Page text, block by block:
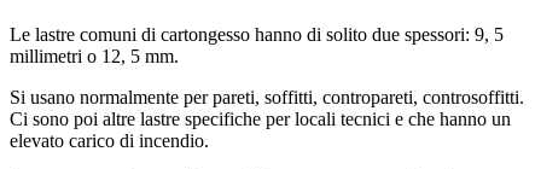
Le lastre comuni di cartongesso hanno di solito due spessori: 9, 5
millimetri o 12, 5 mm.
Si usano normalmente per pareti, soffitti, contropareti, controsoffitti.
Ci sono poi altre lastre specifiche per locali tecnici e che hanno un
elevato carico di incendio.